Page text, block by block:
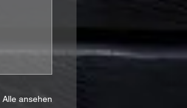
Alle ansehen